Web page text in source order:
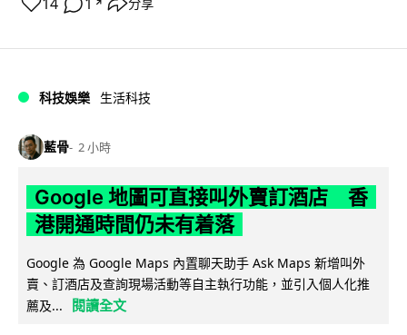
↗
科技娛樂 生活科技
藍骨 2 小時
Google 地圖可直接叫外賣訂酒店 香
港開通時間仍未有着落
Google 為 Google Maps 內置聊天助手 Ask Maps 新增叫外
賣、訂酒店及查詢現場活動等自主執行功能，並引入個人化推
薦及...
閱讀全文